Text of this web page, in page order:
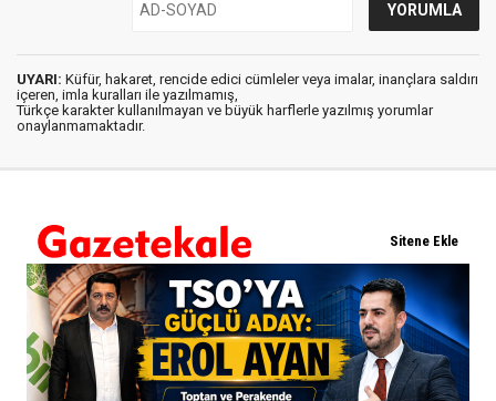
UYARI: Küfür, hakaret, rencide edici cümleler veya imalar, inançlara saldırı
içeren, imla kuralları ile yazılmamış,
Türkçe karakter kullanılmayan ve büyük harflerle yazılmış yorumlar
onaylanmamaktadır.